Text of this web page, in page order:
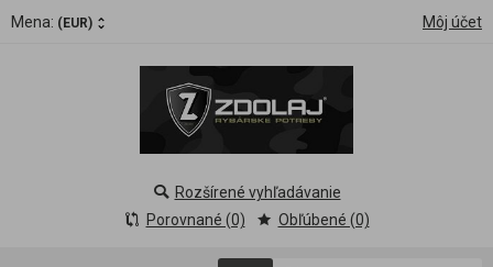
Mena: (EUR) Môj účet
Rozšírené vyhľadávanie
Porovnané (0)
Obľúbené (0)